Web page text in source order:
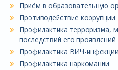
Приём в образовательную
Противодействие коррупции
Профилактика терроризма,
последствий его проявлений
Профилактика ВИЧ-инфекции
Профилактика наркомании